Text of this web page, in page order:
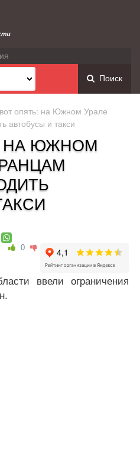
Поиск
опять: на Южном Урале
автобусы и такси
НА ЮЖНОМ
0
ввели ограничения